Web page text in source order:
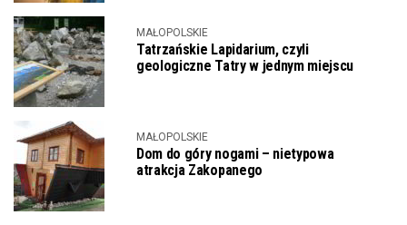
MAŁOPOLSKIE
Tatrzańskie Lapidarium, czyli
geologiczne Tatry w jednym miejscu
MAŁOPOLSKIE
Dom do góry nogami – nietypowa
atrakcja Zakopanego